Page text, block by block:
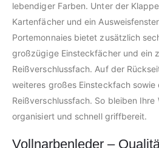
lebendiger Farben. Unter der
Kartenfächer und ein
Portemonnaies bietet zusätzlich
großzügige Einsteckfächer und ein
Reißverschlussfach. Auf der
weiteres großes Einsteckfach sowie
Reißverschlussfach. So bleiben Ihre
organisiert und schnell griffbereit.
Vollnarbenleder –